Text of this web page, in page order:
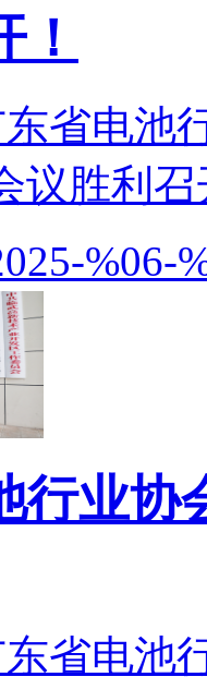
省电池
议胜利
%06-
行业协
省电池